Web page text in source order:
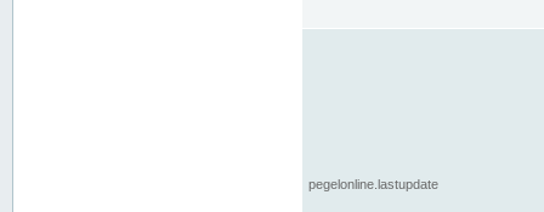
pegelonline.lastupdate